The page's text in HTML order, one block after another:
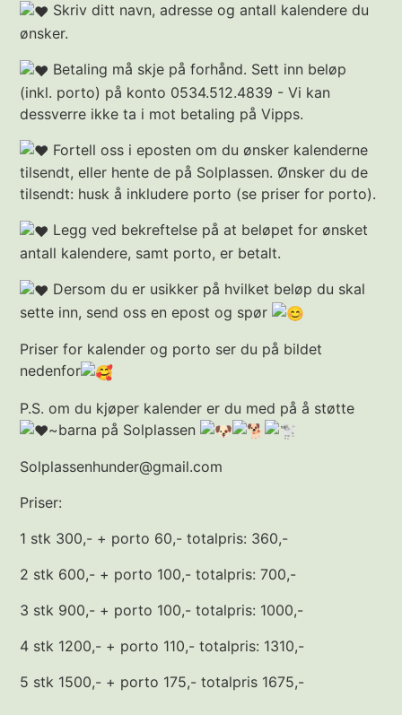
Skriv ditt navn, adresse og antall kalendere du
ønsker.
Betaling må skje på forhånd. Sett inn beløp
(inkl. porto) på konto 0534.512.4839 - Vi kan
dessverre ikke ta i mot betaling på Vipps.
Fortell oss i eposten om du ønsker kalenderne
tilsendt, eller hente de på Solplassen. Ønsker du de
tilsendt: husk å inkludere porto (se priser for porto).
Legg ved bekreftelse på at beløpet for ønsket
antall kalendere, samt porto, er betalt.
Dersom du er usikker på hvilket beløp du skal
sette inn, send oss en epost og spør
Priser for kalender og porto ser du på bildet
nedenfor
P.S. om du kjøper kalender er du med på å støtte
~barna på Solplassen
Solplassenhunder@gmail.com
Priser:
1 stk 300,- + porto 60,- totalpris: 360,-
2 stk 600,- + porto 100,- totalpris: 700,-
3 stk 900,- + porto 100,- totalpris: 1000,-
4 stk 1200,- + porto 110,- totalpris: 1310,-
5 stk 1500,- + porto 175,- totalpris 1675,-